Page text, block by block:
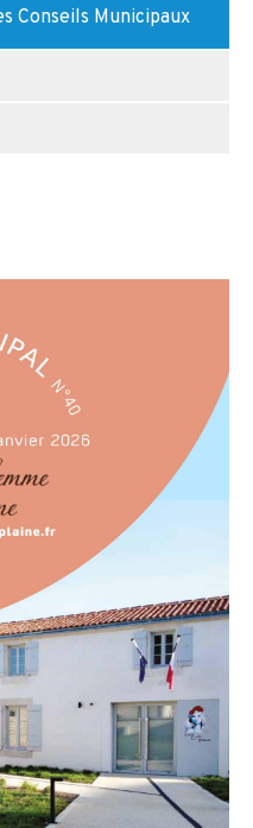
Conseils Municipaux